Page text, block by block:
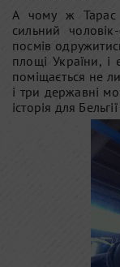
А чому ж Тарас
сильний
посмів
площі України, і
поміщається не
і три державні
історія для